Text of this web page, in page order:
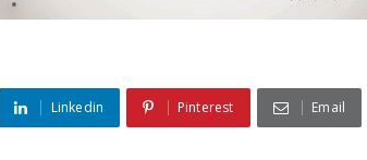
Linkedin Pinterest Email